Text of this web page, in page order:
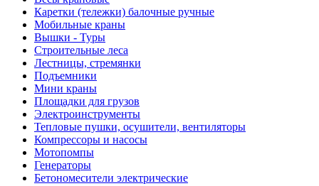
Каретки (тележки) балочные ручные
Мобильные краны
Вышки - Туры
Строительные леса
Лестницы, стремянки
Подъемники
Мини краны
Площадки для грузов
Электроинструменты
Тепловые пушки, осушители, вентиляторы
Компрессоры и насосы
Мотопомпы
Генераторы
Бетономесители электрические